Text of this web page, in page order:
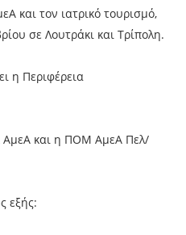
και τον ιατρικό τουρισμό,
σε Λουτράκι και Τρίπολη.
η Περιφέρεια
ΑμεΑ και η ΠΟΜ ΑμεΑ Πελ/
εξής: